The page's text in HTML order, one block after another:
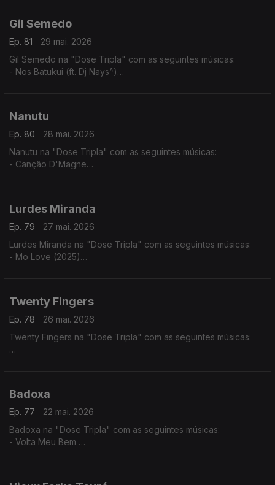
Gil Semedo
Ep. 81
29 mai. 2026
Gil Semedo na "Dose Tripla" com as seguintes músicas:
- Nos Batukui (ft. Dj Nays^)
Nanutu
Ep. 80
28 mai. 2026
Nanutu na "Dose Tripla" com as seguintes músicas:
- Canção D'Magne
Lurdes Miranda
Ep. 79
27 mai. 2026
Lurdes Miranda na "Dose Tripla" com as seguintes músicas:
- Mo Love (2025)
Twenty Fingers
Ep. 78
26 mai. 2026
Twenty Fingers na "Dose Tripla" com as seguintes músicas:
Badoxa
Ep. 77
22 mai. 2026
Badoxa na "Dose Tripla" com as seguintes músicas:
- Volta Meu Bem